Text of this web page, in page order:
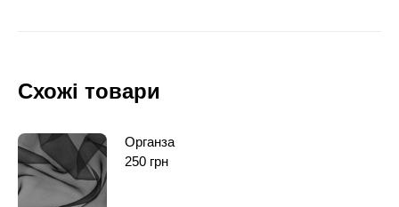
Схожі товари
Органза
250 грн